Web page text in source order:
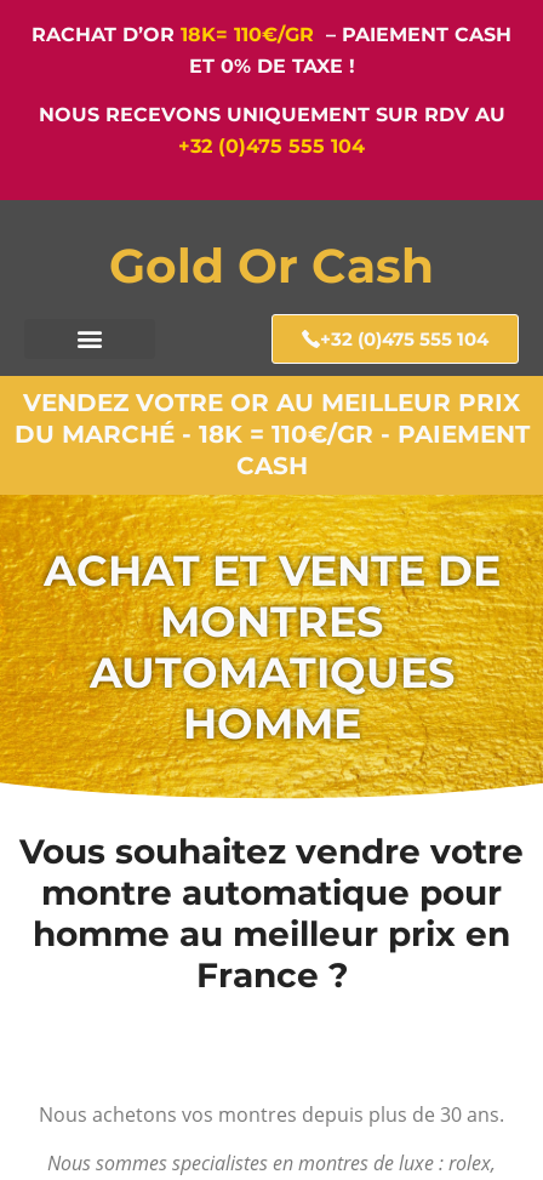
RACHAT D’OR 18K= 110€/GR – PAIEMENT CASH
ET 0% DE TAXE !
NOUS RECEVONS UNIQUEMENT SUR RDV AU
+32 (0)475 555 104
Gold Or Cash
+32 (0)475 555 104
VENDEZ VOTRE OR AU MEILLEUR PRIX
DU MARCHÉ - 18K = 110€/GR - PAIEMENT
CASH
ACHAT ET VENTE DE
MONTRES
AUTOMATIQUES
HOMME
Vous souhaitez vendre votre
montre automatique pour
homme au meilleur prix en
France ?
Nous achetons vos montres depuis plus de 30 ans.
Nous sommes specialistes en montres de luxe : rolex,